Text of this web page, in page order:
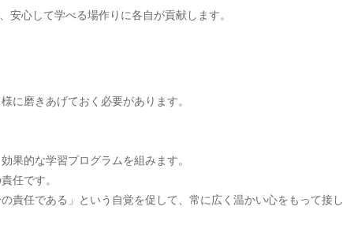
安心して学べる場作りに各自が貢献します。
に磨きあげておく必要があります。
果的な学習プログラムを組みます。
任です。
責任である」という自覚を促して、常に広く温かい心をもって接し